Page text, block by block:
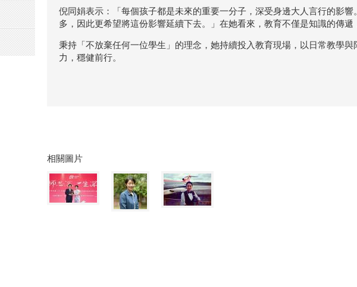
倪同娟表示：「每個孩子都是未來的重要一分子，深受身邊大人言行的影
多，因此更希望將這份影響延續下去。」在她看來，教育不僅是知識的傳遞
秉持「不放棄任何一位學生」的理念，她持續投入教育現場，以日常教學
力，穩健前行。
相關圖片